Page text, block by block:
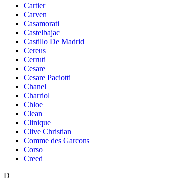
Cartier
Carven
Casamorati
Castelbajac
Castillo De Madrid
Cereus
Cerruti
Cesare
Cesare Paciotti
Chanel
Charriol
Chloe
Clean
Clinique
Clive Christian
Comme des Garcons
Corso
Creed
D